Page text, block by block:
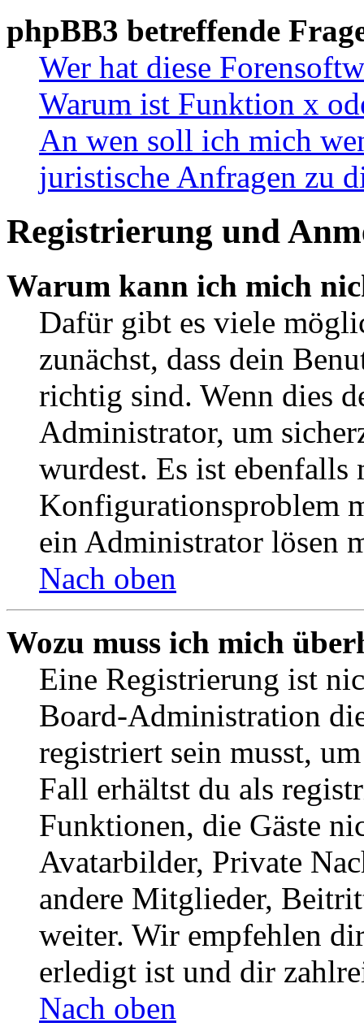
phpBB3 betreffende
Wer hat diese
Warum ist Funktion x
An wen soll ich mich
juristische Anfragen zu
Registrierung und
Warum kann ich mich
Dafür gibt es viele
zunächst, dass dein
richtig sind. Wenn dies
Administrator, um
wurdest. Es ist ebenfalls
Konfigurationsproblem
ein Administrator lösen
Nach oben
Wozu muss ich mich
Eine Registrierung ist
Board-Administration
registriert sein musst,
Fall erhältst du als
Funktionen, die Gäste
Avatarbilder, Private
andere Mitglieder,
weiter. Wir empfehlen
erledigt ist und dir
Nach oben